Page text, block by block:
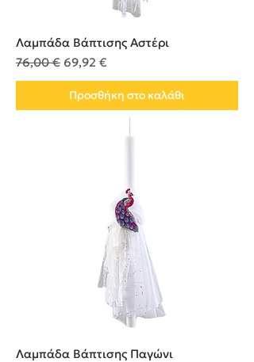
Λαμπάδα Βάπτισης Αστέρι
Κανονική τιμή
76,00 € Τιμή Έκπτωσης
69,92 €
Προσθήκη στο καλάθι
Λαμπάδα Βάπτισης Παγώνι